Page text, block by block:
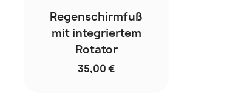
Regenschirmfuß
mit integriertem
Rotator
35,00 €